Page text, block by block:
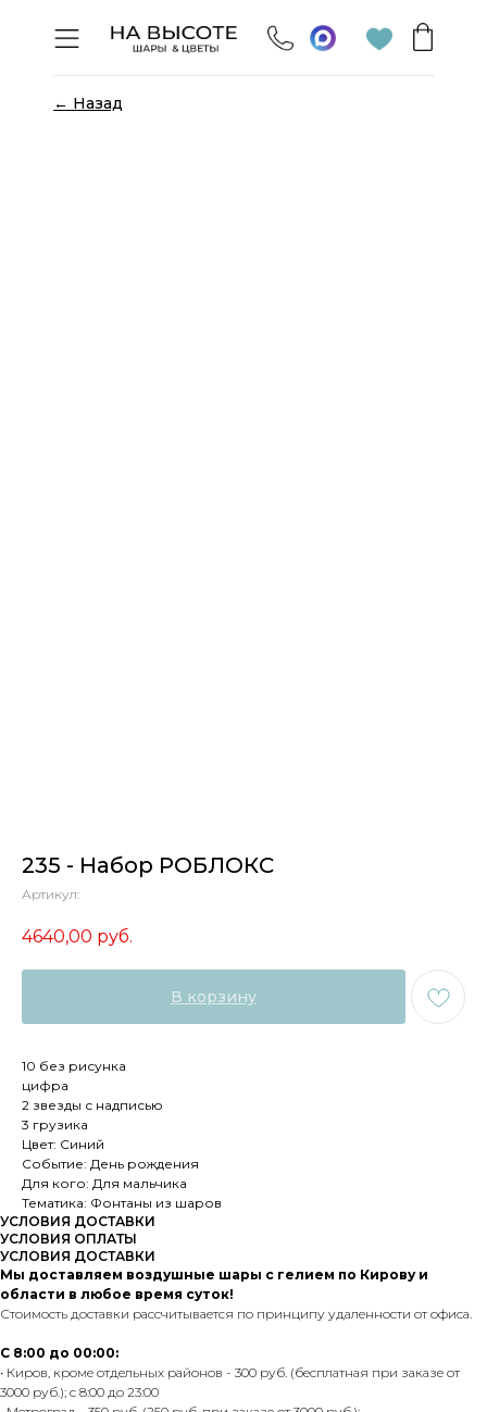
← Назад
235 - Набор РОБЛОКС
Артикул:
4640,00 руб.
В корзину
10 без рисунка
цифра
2 звезды с надписью
3 грузика
Цвет: Синий
Событие: День рождения
Для кого: Для мальчика
Тематика: Фонтаны из шаров
УСЛОВИЯ ДОСТАВКИ
УСЛОВИЯ ОПЛАТЫ
УСЛОВИЯ ДОСТАВКИ
Мы доставляем воздушные шары с гелием по Кирову и
области в любое время суток!
Стоимость доставки рассчитывается по принципу удаленности от офиса.
С 8:00 до 00:00:
• Киров, кроме отдельных районов - 300 руб. (бесплатная при заказе от
3000 руб.); с 8:00 до 23:00